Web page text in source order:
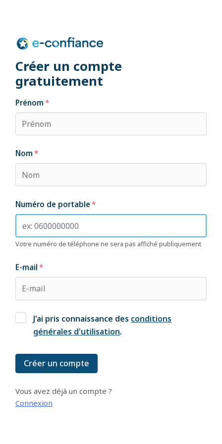
Créer un compte
gratuitement
Prénom
Nom
Numéro de portable
Votre numéro de téléphone ne sera pas affiché publiquement
E-mail
J'ai pris connaissance des conditions
générales d'utilisation.
Créer un compte
Vous avez déjà un compte ?
Connexion